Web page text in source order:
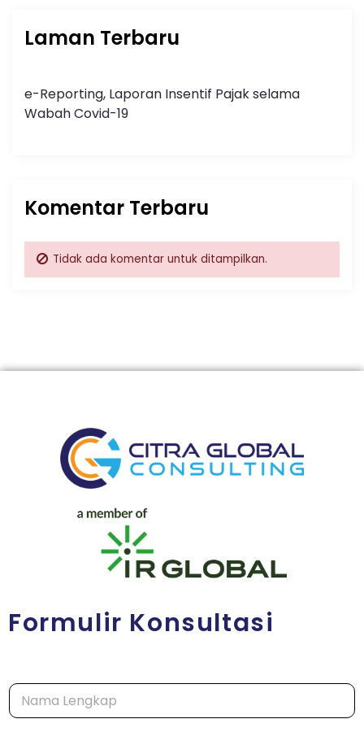
Laman Terbaru
e-Reporting, Laporan Insentif Pajak selama
Wabah Covid-19
Komentar Terbaru
Tidak ada komentar untuk ditampilkan.
Formulir Konsultasi
N
a
m